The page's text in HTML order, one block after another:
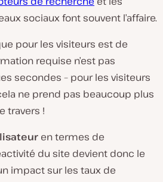
sociaux font souvent l’affaire.
pour les visiteurs est de
requise n’est pas
secondes – pour les visiteurs
ne prend pas beaucoup plus
travers !
en termes de
du site devient donc le
impact sur les taux de